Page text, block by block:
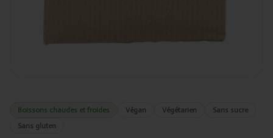
Boissons chaudes et froides Végan Végétarien
Sans sucre
Sans gluten